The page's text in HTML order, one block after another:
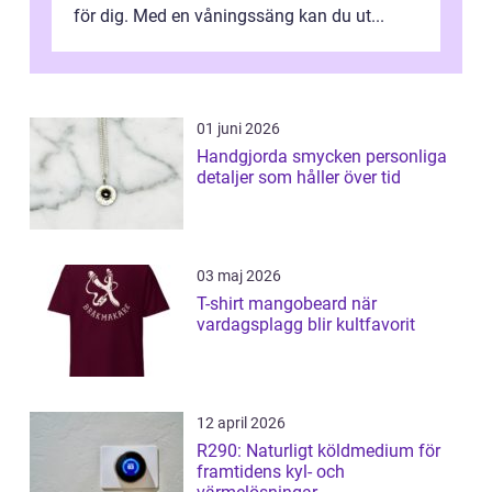
för dig. Med en våningssäng kan du ut...
01 juni 2026
Handgjorda smycken personliga
detaljer som håller över tid
03 maj 2026
T-shirt mangobeard när
vardagsplagg blir kultfavorit
12 april 2026
R290: Naturligt köldmedium för
framtidens kyl- och